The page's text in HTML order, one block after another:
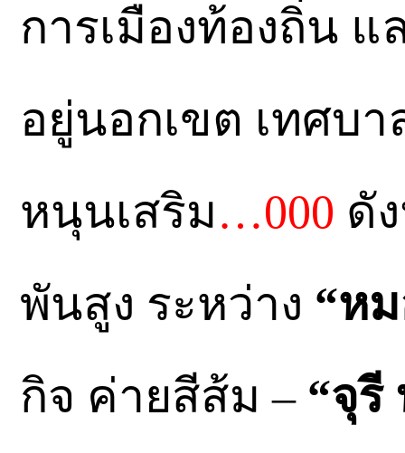
การเมืองท้องถิ่น แ
อยู่นอกเขต เทศบ
หนุนเสริม…000 ดั
พันสูง ระหว่าง “ห
กิจ ค่ายสีส้ม – “จุรี